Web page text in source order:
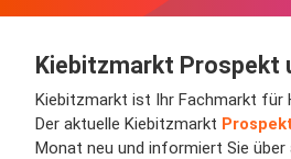
Kiebitzmarkt Prospekt
Kiebitzmarkt ist Ihr Fachmarkt für
Der aktuelle Kiebitzmarkt
Monat neu und informiert Sie über